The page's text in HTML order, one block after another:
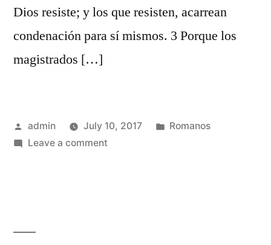
Dios resiste; y los que resisten, acarrean
condenación para sí mismos. 3 Porque los
magistrados […]
Posted
by
admin July 10, 2017
Posted
Romanos
Leave a commenton